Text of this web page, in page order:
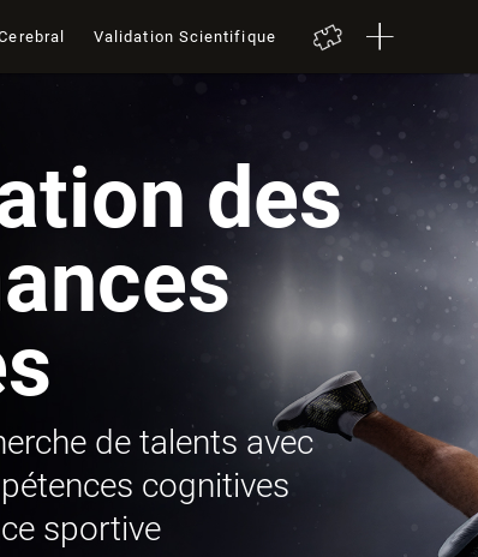
Validation Scientifique
des
de talents avec
cognitives
sportive